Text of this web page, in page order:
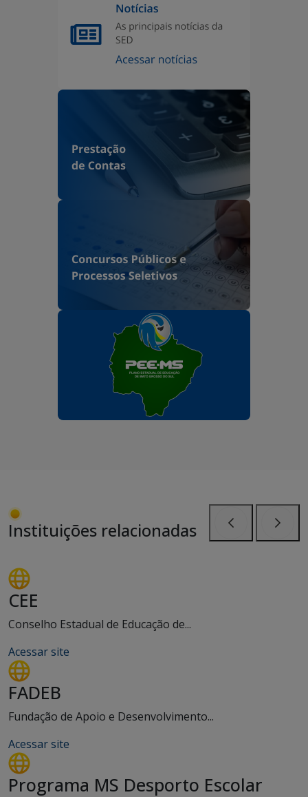
Instituições relacionadas
CEE
Conselho Estadual de Educação de...
Acessar site
FADEB
Fundação de Apoio e Desenvolvimento...
Acessar site
Programa MS Desporto Escolar